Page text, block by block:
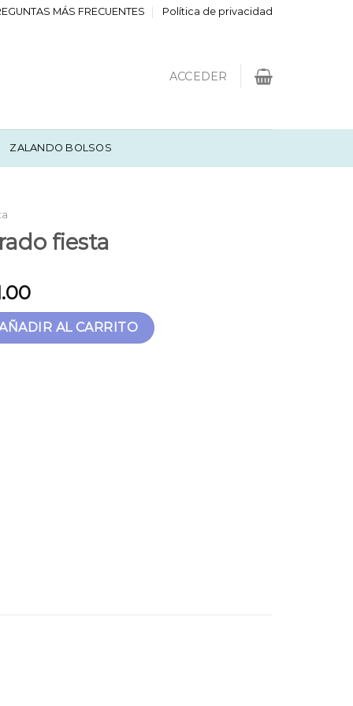
MÁS FRECUENTES Política de privacidad
ACCEDER
ZALANDO BOLSOS
fiesta
cantidadAL CARRITO